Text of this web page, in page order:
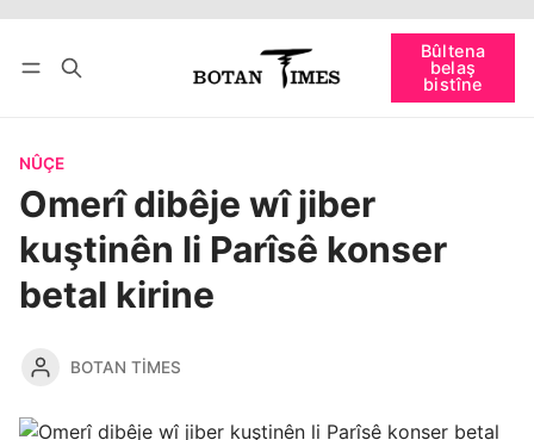
Bûltena
belaş
bistîne
bişopîne
NÛÇE
Omerî dibêje wî jiber
kuştinên li Parîsê konser
betal kirine
BOTAN TIMES